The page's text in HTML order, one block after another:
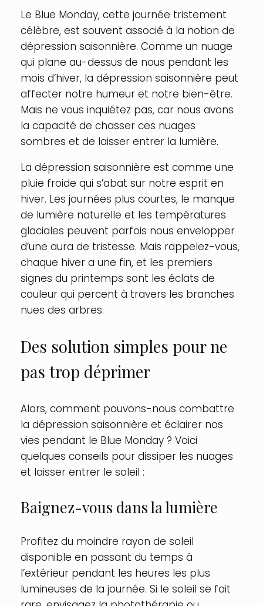
Le Blue Monday, cette journée tristement
célèbre, est souvent associé à la notion de
dépression saisonnière. Comme un nuage
qui plane au-dessus de nous pendant les
mois d’hiver, la dépression saisonnière peut
affecter notre humeur et notre bien-être.
Mais ne vous inquiétez pas, car nous avons
la capacité de chasser ces nuages
sombres et de laisser entrer la lumière.
La dépression saisonnière est comme une
pluie froide qui s’abat sur notre esprit en
hiver. Les journées plus courtes, le manque
de lumière naturelle et les températures
glaciales peuvent parfois nous envelopper
d’une aura de tristesse. Mais rappelez-vous,
chaque hiver a une fin, et les premiers
signes du printemps sont les éclats de
couleur qui percent à travers les branches
nues des arbres.
Des solution simples pour ne
pas trop déprimer
Alors, comment pouvons-nous combattre
la dépression saisonnière et éclairer nos
vies pendant le Blue Monday ? Voici
quelques conseils pour dissiper les nuages
et laisser entrer le soleil :
Baignez-vous dans la lumière
Profitez du moindre rayon de soleil
disponible en passant du temps à
l’extérieur pendant les heures les plus
lumineuses de la journée. Si le soleil se fait